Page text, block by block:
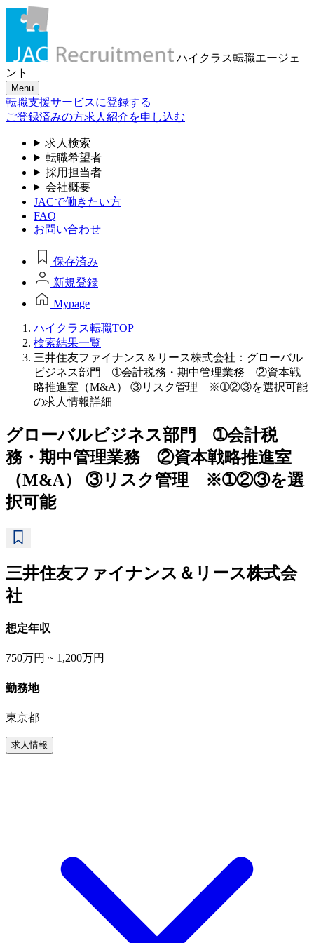
ハイクラス転職エージェ
ント
Menu
転職支援サービスに登録する
ご登録済みの方求人紹介を申し込む
求人検索
転職希望者
採用担当者
会社概要
JACで働きたい方
FAQ
お問い合わせ
保存済み
新規登録
Mypage
ハイクラス転職TOP
検索結果一覧
三井住友ファイナンス＆リース株式会社：グローバル
ビジネス部門 ➀会計税務・期中管理業務 ②資本戦
略推進室（M&A） ③リスク管理 ※➀②③を選択可能
の求人情報詳細
グローバルビジネス部門 ➀会計税
務・期中管理業務 ②資本戦略推進室
（M&A） ③リスク管理 ※➀②③を選
択可能
三井住友ファイナンス＆リース株式会
社
想定年収
750万円 ~ 1,200万円
勤務地
東京都
求人情報